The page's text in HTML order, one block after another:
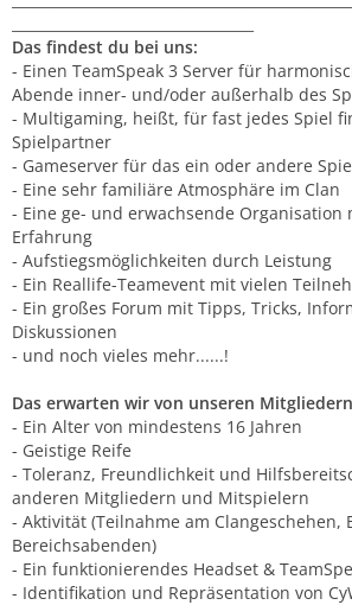
Das findest du bei uns:
- Einen TeamSpeak 3 Server für
Abende inner- und/oder außerhalb des
- Multigaming, heißt, für fast jedes Spiel
Spielpartner
- Gameserver für das ein oder andere
- Eine sehr familiäre Atmosphäre im Clan
- Eine ge- und erwachsende Organisation
Erfahrung
- Aufstiegsmöglichkeiten durch Leistung
- Ein Reallife-Teamevent mit vielen
- Ein großes Forum mit Tipps, Tricks,
Diskussionen
- und noch vieles mehr......!
Das erwarten wir von unseren
- Ein Alter von mindestens 16 Jahren
- Geistige Reife
- Toleranz, Freundlichkeit und
anderen Mitgliedern und Mitspielern
- Aktivität (Teilnahme am Clangeschehen,
Bereichsabenden)
- Ein funktionierendes Headset &
- Identifikation und Repräsentation von